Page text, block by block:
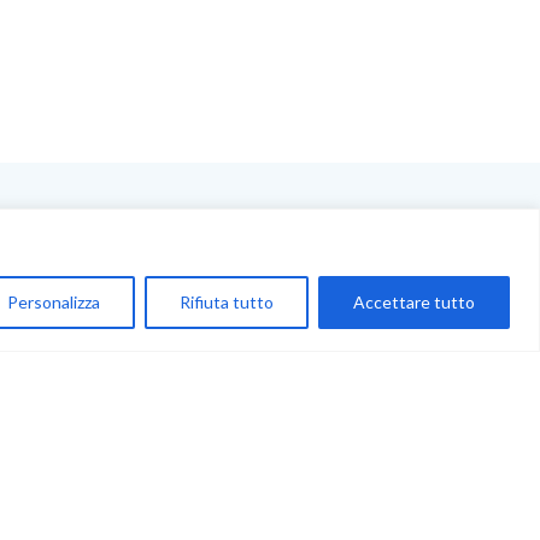
Personalizza Rifiuta tutto Accettare tutto
Account
Carrello